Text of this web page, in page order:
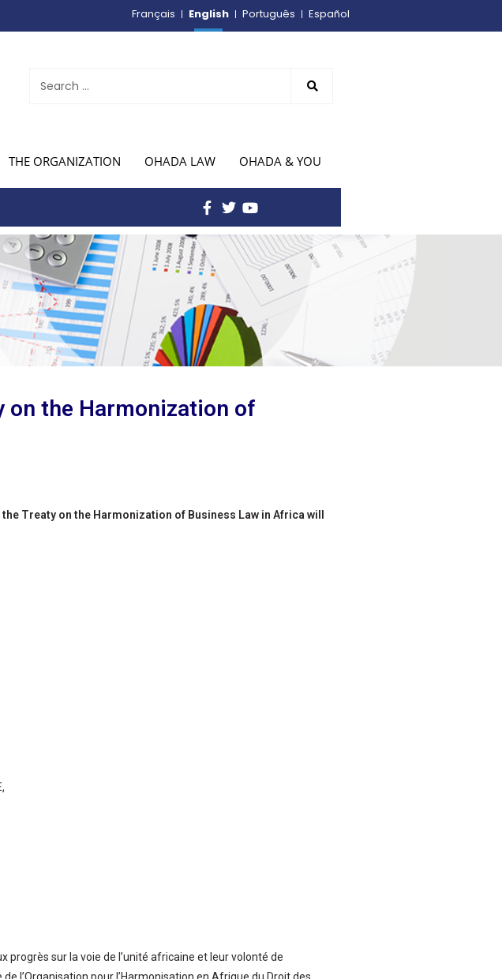
Français English Português Español
THE ORGANIZATION OHADA LAW OHADA & YOU
on the Harmonization of
Treaty on the Harmonization of Business Law in Africa will
sur la voie de l’unité africaine et leur volonté de